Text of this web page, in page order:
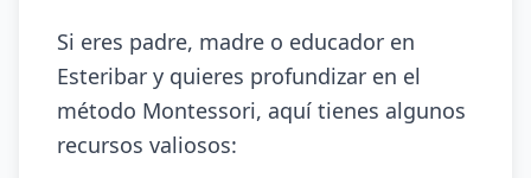
Si eres padre, madre o educador en
Esteribar y quieres profundizar en el
método Montessori, aquí tienes algunos
recursos valiosos: